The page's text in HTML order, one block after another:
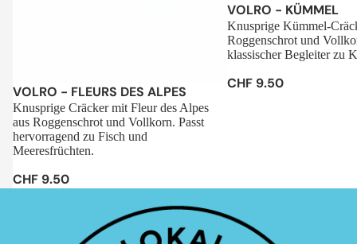
Sale
VOLRO - FLEURS DES ALPES
Knusprige Cräcker mit Fleur des Alpes
aus Roggenschrot und Vollkorn. Passt
hervorragend zu Fisch und
Meeresfrüchten.
CHF 9.50
VOLRO - KÜMMEL
Knusprige Kümmel-
Roggenschrot und
klassischer Begleiter zu
CHF 9.50